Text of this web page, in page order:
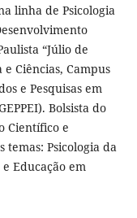
linha de Psicologia
“Júlio de
Ciências, Campus
e Pesquisas em
Bolsista do
Científico e
temas: Psicologia da
Educação em